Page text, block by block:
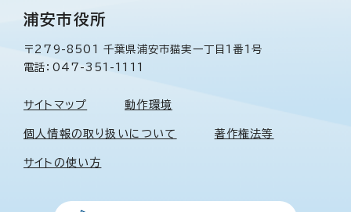
浦安市役所
〒279-8501 千葉県浦安市猫実一丁目1番1号
電話：047-351-1111
サイトマップ 動作環境
個人情報の取り扱いについて 著作権法等
サイトの使い方